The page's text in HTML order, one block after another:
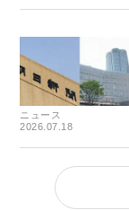
ニュース
2026.07.18